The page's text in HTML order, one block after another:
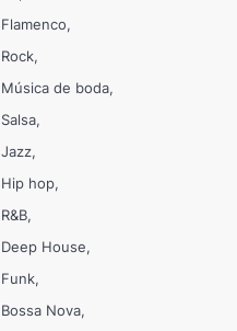
Flamenco
Rock
Música de boda
Salsa
Jazz
Hip hop
R&B
Deep House
Funk
Bossa Nova